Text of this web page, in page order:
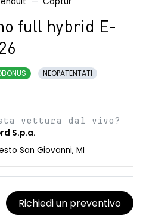
full hybrid E-
NEOPATENTATI
vettura dal vivo?
S.p.a.
San Giovanni, MI
Richiedi un preventivo